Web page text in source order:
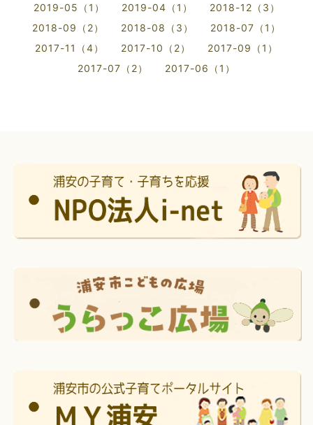
2019-05（1）
2019-04（1）
2018-12（3）
2018-09（2）
2018-08（3）
2018-07（1）
2017-11（4）
2017-10（2）
2017-09（1）
2017-07（2）
2017-06（1）